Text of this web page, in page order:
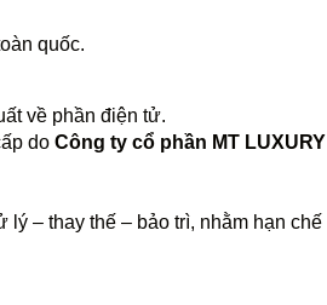
quốc.
về phần điện tử.
do Công ty cổ phần MT LUXURY
– thay thế – bảo trì, nhằm hạn chế